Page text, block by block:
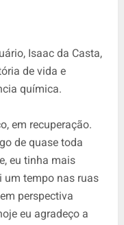
Isaac da Casta,
de vida e
química.
em recuperação.
de quase toda
eu tinha mais
um tempo nas ruas
perspectiva
eu agradeço a